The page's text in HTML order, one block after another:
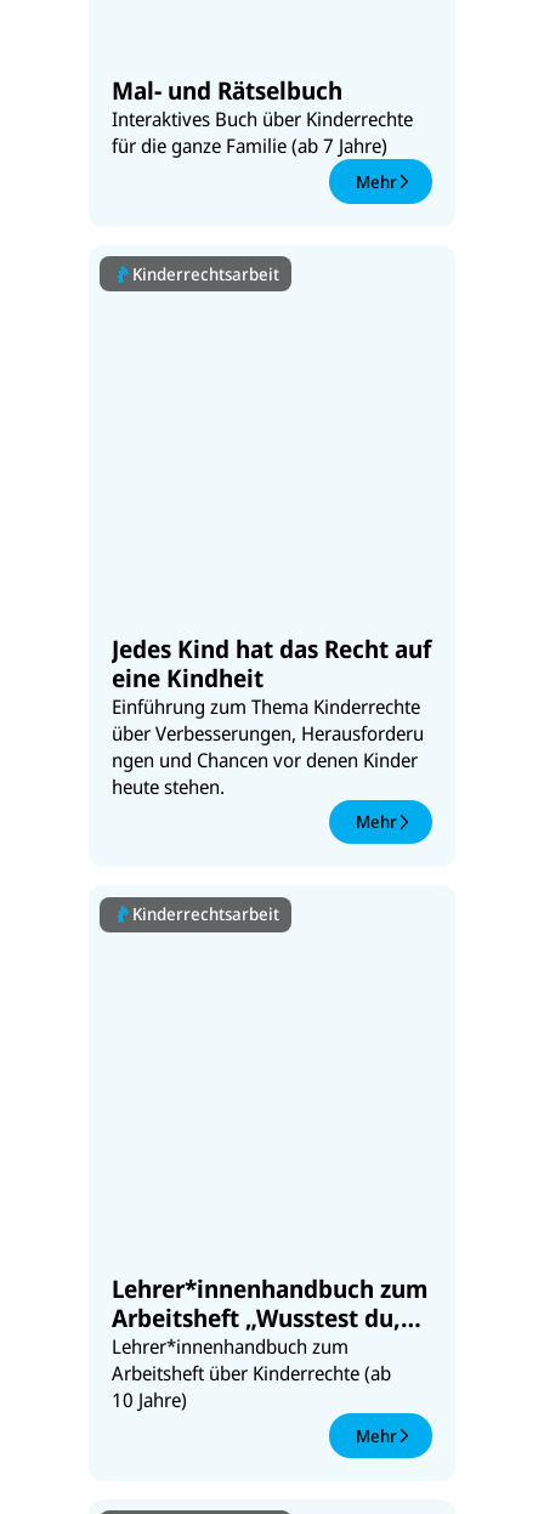
Mal- und Rätselbuch
Interaktives Buch über Kinderrechte
für die ganze Familie (ab 7 Jahre)
Mehr
Kinderrechtsarbeit
Jedes Kind hat das Recht auf
eine Kindheit
Einführung zum Thema Kinderrechte
über Verbesserungen, Herausforderu
ngen und Chancen vor denen Kinder
heute stehen.
Mehr
Kinderrechtsarbeit
Lehrer*innenhandbuch zum
Arbeitsheft „Wusstest du,
dass du Rechte hast?“
Lehrer*innenhandbuch zum
Arbeitsheft über Kinderrechte (ab
10 Jahre)
Mehr